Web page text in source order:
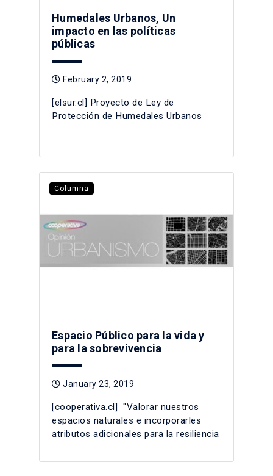
Humedales Urbanos, Un
impacto en las políticas
públicas
February 2, 2019
[elsur.cl] Proyecto de Ley de
Protección de Humedales Urbanos
Columna
Espacio Público para la vida y
para la sobrevivencia
January 23, 2019
[cooperativa.cl] "Valorar nuestros
espacios naturales e incorporarles
atributos adicionales para la resiliencia
es una tarea que debemos asumir con
urgencia".